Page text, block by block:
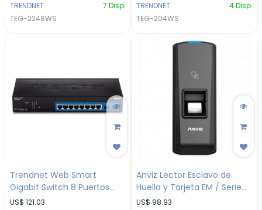
TRENDNET
7 Disp.
TEG-2248WS
TRENDNET
4Disp.
TEG-204WS
Trendnet Web Smart
Gigabit Switch 8 Puertos
Gigabit, 2 Ranuras SFP
US$ 121.03
Anviz Lector Esclavo de
Huella y Tarjeta EM / Serie
T5S-EM / Frecuencia 125kHz
US$ 98.93